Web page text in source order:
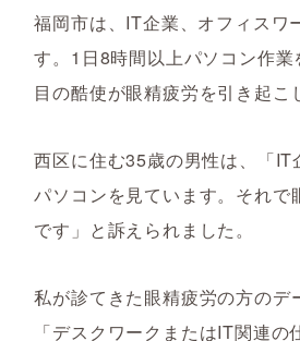
福岡市は、IT企業、オフィスワ
す。1日8時間以上パソコン作業
目の酷使が眼精疲労を引き起こ
西区に住む35歳の男性は、「IT
パソコンを見ています。それで
です」と訴えられました。
私が診てきた眼精疲労の方のデ
「デスクワークまたはIT関連の